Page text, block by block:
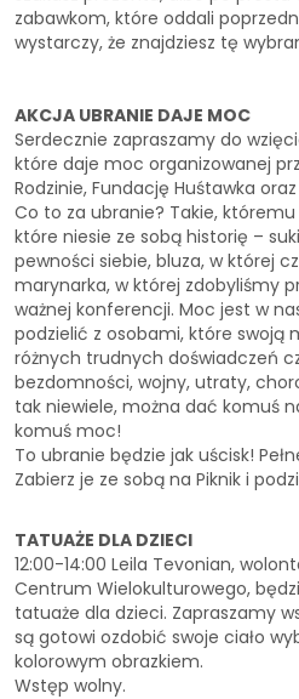
zabawkom, które oddali
wystarczy, że znajdziesz tę
AKCJA UBRANIE DAJE MOC
Serdecznie zapraszamy do
które daje moc organizowanej
Rodzinie, Fundację Huśtawka oraz
Co to za ubranie? Takie,
które niesie ze sobą historię –
pewności siebie, bluza, w której
marynarka, w której zdobyliśmy
ważnej konferencji. Moc jest w
podzielić z osobami, które swoją
różnych trudnych doświadczeń
bezdomności, wojny, utraty,
tak niewiele, można dać komuś
komuś moc!
To ubranie będzie jak uścisk!
Zabierz je ze sobą na Piknik i
TATUAŻE DLA DZIECI
12:00-14:00 Leila Tevonian,
Centrum Wielokulturowego,
tatuaże dla dzieci. Zapraszamy
są gotowi ozdobić swoje ciało
kolorowym obrazkiem.
Wstęp wolny.